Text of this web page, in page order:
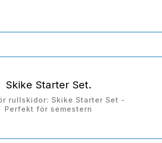
Skike Starter Set.
rullskidor: Skike Starter Set -
Perfekt för semestern